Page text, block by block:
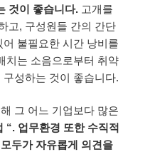
것이 좋습니다. 고개를
고, 구성원들 간의 간단
불필요한 시간 낭비를
치는 소음으로부터 취약
성하는 것이 좋습니다.
그 어느 기업보다 많은
“. 업무환경 또한 수직적
두가 자유롭게 의견을